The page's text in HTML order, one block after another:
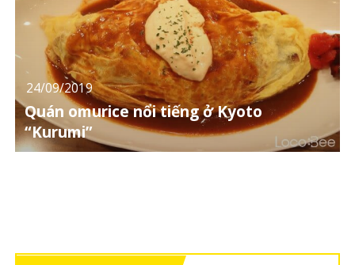
24/09/2019
Quán omurice nổi tiếng ở Kyoto
“Kurumi”